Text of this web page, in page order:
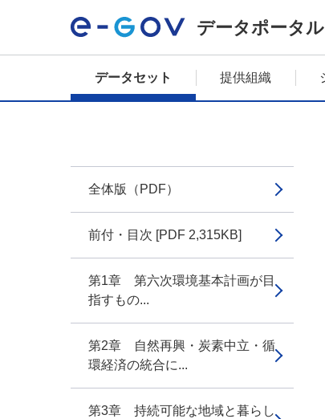
データポータル
データセット 提供組織
全体版（PDF）
前付・目次 [PDF 2,315KB]
第1章 第六次環境基本計画が目
指すもの...
第2章 自然再興・炭素中立・循
環経済の統合に...
第3章 持続可能な地域と暮らし